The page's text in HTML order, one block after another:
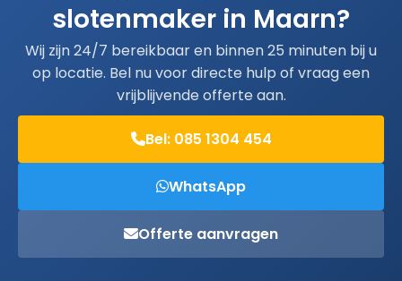
slotenmaker in Maarn?
Wij zijn 24/7 bereikbaar en binnen 25 minuten bij u
op locatie. Bel nu voor directe hulp of vraag een
vrijblijvende offerte aan.
Bel: 085 1304 454
WhatsApp
Offerte aanvragen